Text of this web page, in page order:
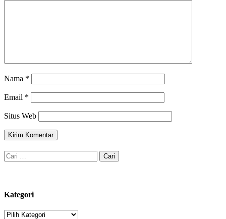
Nama *
Email *
Situs Web
Cari
untuk:
Kategori
Kategori